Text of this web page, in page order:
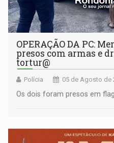
OPERAÇÃO DA PC:
presos com armas e
tortur@
Polícia 05 de Agosto de
Os dois foram presos em